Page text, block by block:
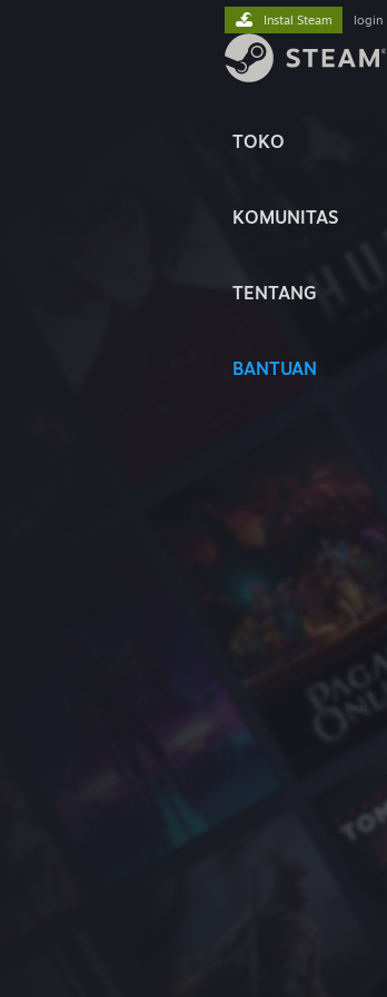
TOKO
KOMUNITAS
TENTANG
BANTUAN
Instal Steam login